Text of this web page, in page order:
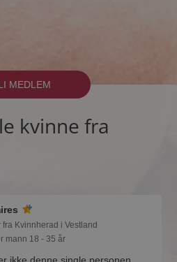
MEDLEM
kvinne fra
fra Kvinnherad i Vestland
mann 18 - 35 år